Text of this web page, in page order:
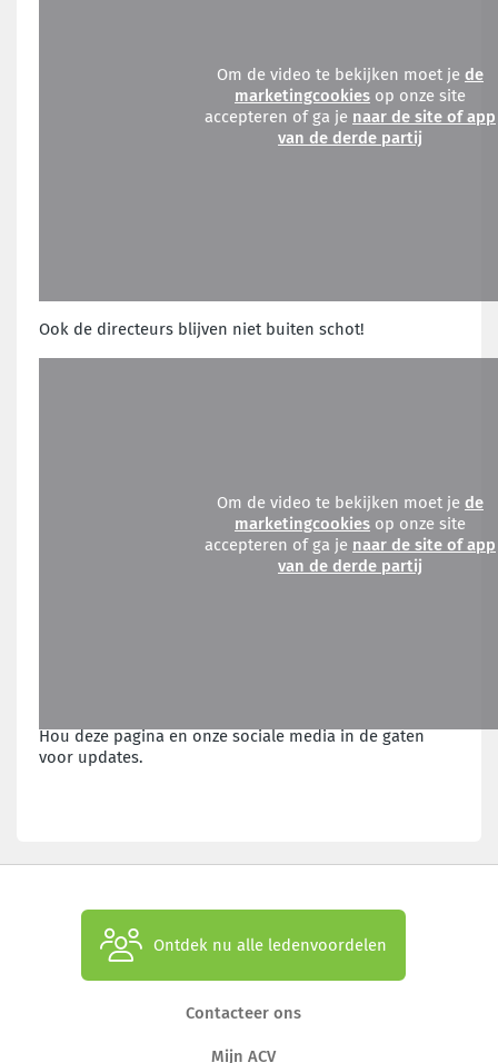
Om de video te bekijken moet je de
marketingcookies op onze site
accepteren of ga je naar de site of app
van de derde partij
Ook de directeurs blijven niet buiten schot!
Om de video te bekijken moet je de
marketingcookies op onze site
accepteren of ga je naar de site of app
van de derde partij
Hou deze pagina en onze sociale media in de gaten
voor updates.
Ontdek nu alle ledenvoordelen
Contacteer ons
Mijn ACV